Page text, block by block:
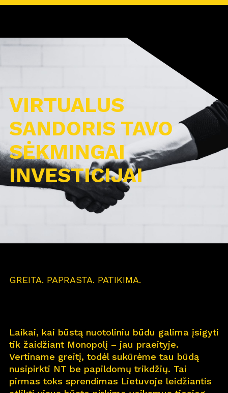
VIRTUALUS
SANDORIS TAVO
SĖKMINGAI
INVESTICIJAI
GREITA. PAPRASTA. PATIKIMA.
Laikai, kai būstą nuotoliniu būdu galima įsigyti
tik žaidžiant Monopolį – jau praeityje.
Vertiname greitį, todėl sukūrėme tau būdą
nusipirkti NT be papildomų trikdžių. Tai
pirmas toks sprendimas Lietuvoje leidžiantis